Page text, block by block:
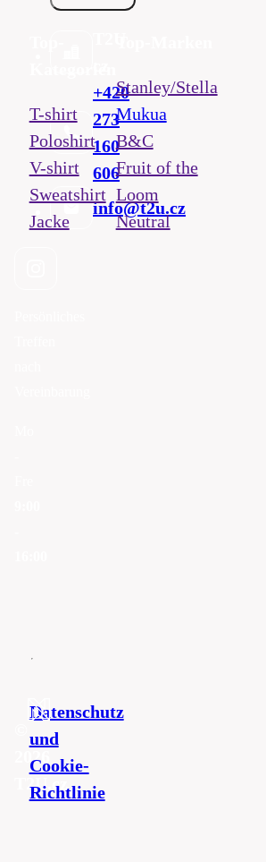
+420
273
160
606
info@t2u.cz
T-shirt
Poloshirt
V-shirt
Sweatshirt
Jacke
Stanley/Stella
Mukua
B&C
Fruit of the
Loom
Neutral
2026
T2U.cz
Datenschutz
und
Cookie-
Richtlinie